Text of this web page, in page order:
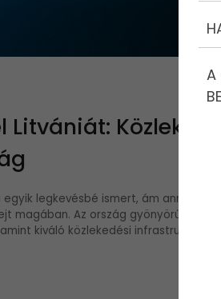
Litvániát:
egyik legkevésbé ismert, ám annál
magában. Az ország gyönyörű
kiváló közlekedési
A